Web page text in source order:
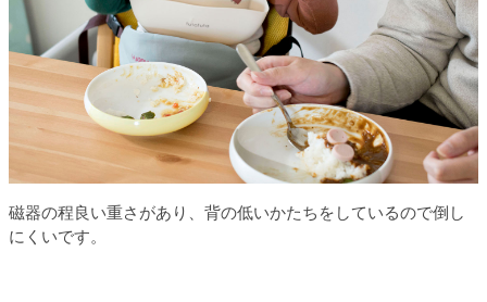
磁器の程良い重さがあり、背の低いかたちをしているので倒し
にくいです。